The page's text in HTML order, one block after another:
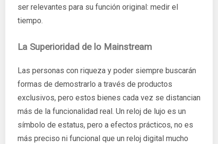
ser relevantes para su función original: medir el
tiempo.
La Superioridad de lo Mainstream
Las personas con riqueza y poder siempre buscarán
formas de demostrarlo a través de productos
exclusivos, pero estos bienes cada vez se distancian
más de la funcionalidad real. Un reloj de lujo es un
símbolo de estatus, pero a efectos prácticos, no es
más preciso ni funcional que un reloj digital mucho